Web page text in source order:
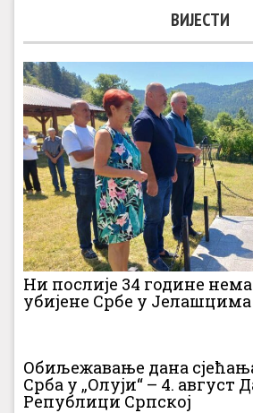
ВИЈЕСТИ
Ни послије 34 године
убијене Србе у Јелашцима
Обиљежавање дана
Срба у „Олуји“ – 4. август
Републици Српској